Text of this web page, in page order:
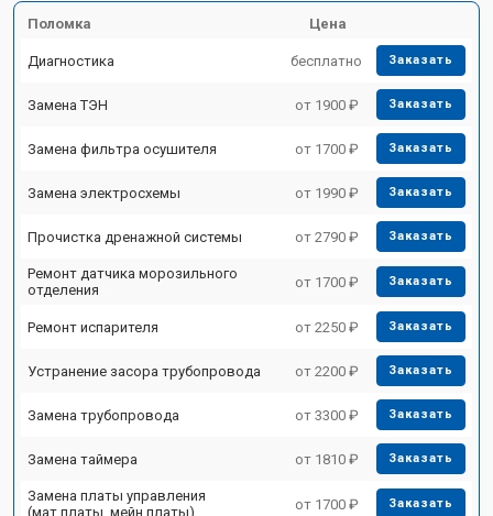
Поломка Цена
Диагностика бесплатно Заказать
Замена ТЭН от 1900 ₽ Заказать
Замена фильтра осушителя от 1700 ₽ Заказать
Замена электросхемы от 1990 ₽ Заказать
Прочистка дренажной системы от 2790 ₽ Заказать
Ремонт датчика морозильного
отделения
от 1700 ₽ Заказать
Ремонт испарителя от 2250 ₽ Заказать
Устранение засора трубопровода от 2200 ₽ Заказать
Замена трубопровода от 3300 ₽ Заказать
Замена таймера от 1810 ₽ Заказать
Замена платы управления
(мат.платы, мейн платы)
от 1700 ₽ Заказать